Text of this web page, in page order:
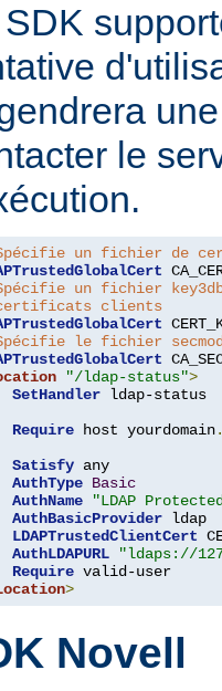
le
un fichier de
un fichier
clients
le fichier
"/ldap-status">
SetHandler ldap-status
Require host yourdomain.
Satisfy any
AuthType Basic
AuthName
"LDAP
AuthBasicProvider ldap
LDAPTrustedClientCert
AuthLDAPURL
"ldaps://
Require
>
Novell